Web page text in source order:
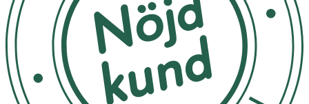
Glyceryl Stearate, Stearic Acid, Myristic Acid, Arachidic
Acid, Oleic Acid, Carbomer, Pantolactone, Citric Acid,
Sodium Hydroxide, Ethylhexylglycerin, Phenoxyethanol.